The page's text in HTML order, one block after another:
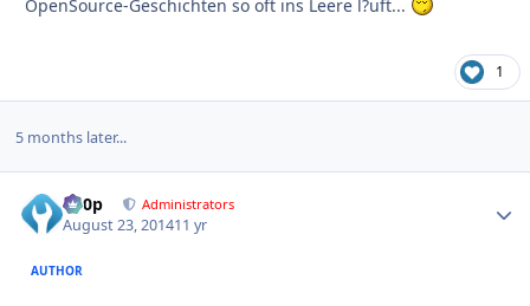
OpenSource-Geschichten so oft ins Leere l?uft...
1
5 months later...
d00p Administrators
August 23, 201411 yr
AUTHOR